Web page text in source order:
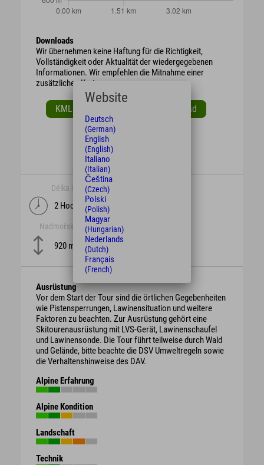
Downloads
Wir übernehmen keine Haftung für die Richtigkeit,
Vollständigkeit oder Aktualität der wiedergegebenen
Informationen. Wir empfehlen die Mitnahme einer
zusätzlichen Karte.
KML Download GPX Download
Délka času
2 Hodiny
Nadmořská výška
920 m
Ausrüstung
Vor dem Start der Tour sind die örtlichen Gegebenheiten
wie Pistensperrungen, Lawinensituation und weitere
Faktoren zu beachten. Zur Ausrüstung gehört eine
Skitourenausrüstung mit LVS-Gerät, Lawinenschaufel
und Lawinensonde. Die Tour führt teilweise durch Wald
und Gelände, bitte beachte die DSV Umweltregeln sowie
die Verhaltenshinweise des DAV.
Alpine Erfahrung
Alpine Kondition
Landschaft
Technik
Website
Deutsch
(German)
English
(English)
Italiano
(Italian)
Čeština
(Czech)
Polski
(Polish)
Magyar
(Hungarian)
Nederlands
(Dutch)
Français
(French)